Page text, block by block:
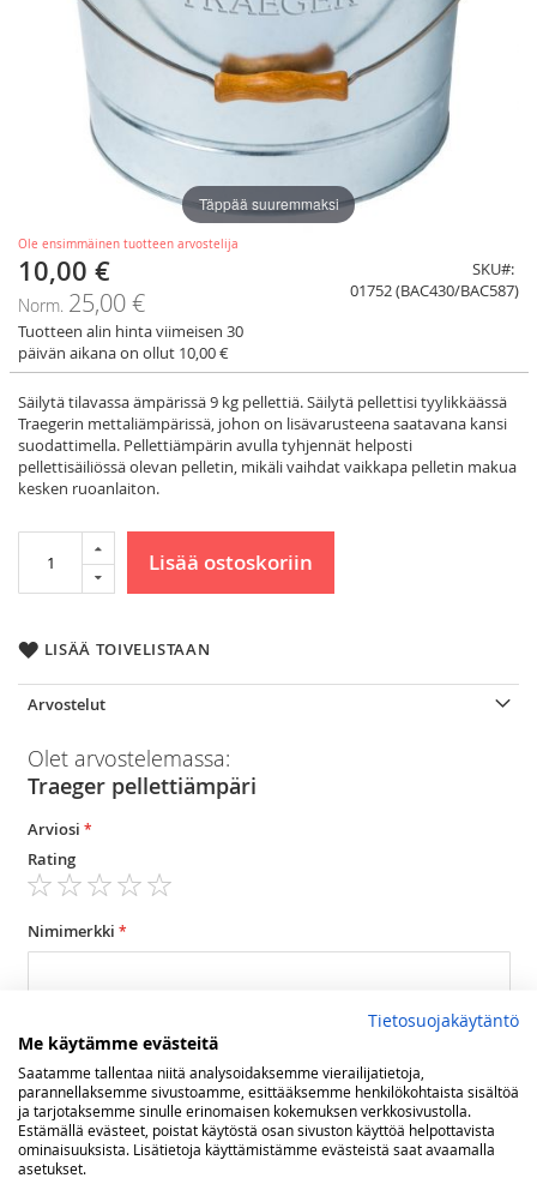
Ole ensimmäinen tuotteen arvostelija
Tarjoushinta
10,00 €
Norm. 25,00 €
Tuotteen alin hinta viimeisen 30
päivän aikana on ollut 10,00 €
SKU
01752 (BAC430/BAC587)
Säilytä tilavassa ämpärissä 9 kg pellettiä. Säilytä pellettisi tyylikkäässä
Traegerin mettaliämpärissä, johon on lisävarusteena saatavana kansi
suodattimella. Pellettiämpärin avulla tyhjennät helposti
pellettisäiliössä olevan pelletin, mikäli vaihdat vaikkapa pelletin makua
kesken ruoanlaiton.
Lisää ostoskoriin
LISÄÄ TOIVELISTAAN
Täppää suuremmaksi
Arvostelut
Olet arvostelemassa:
Traeger pellettiämpäri
Arviosi
Rating
star
stars
stars
stars
stars
Nimimerkki
Arvostelu
Tietosuojakäytäntö
Me käytämme evästeitä
Saatamme tallentaa niitä analysoidaksemme vierailijatietoja,
parannellaksemme sivustoamme, esittääksemme henkilökohtaista sisältöä
ja tarjotaksemme sinulle erinomaisen kokemuksen verkkosivustolla.
Estämällä evästeet, poistat käytöstä osan sivuston käyttöä helpottavista
ominaisuuksista. Lisätietoja käyttämistämme evästeistä saat avaamalla
asetukset.